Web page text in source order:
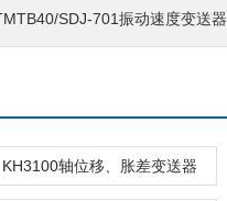
SDJ-701振动速度变送器
KH3100轴位移、胀差变送器